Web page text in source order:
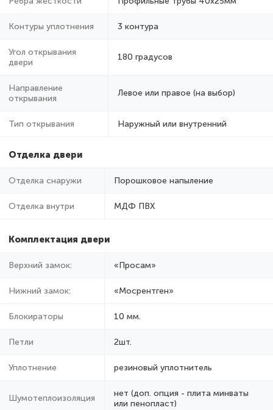
Контуры уплотнения 3 контура
Угол открывания
двери
180 градусов
Направление
открывания
Левое или правое (на выбор)
Тип открывания Наружный или внутренний
Отделка двери
Отделка снаружи Порошковое напыление
Отделка внутри МДФ ПВХ
Комплектация двери
Верхний замок: «Просам»
Нижний замок: «Мосрентген»
Блокираторы 10 мм.
Петли 2шт.
Уплотнение резиновый уплотнитель
Шумотеплоизоляция
нет (доп. опция - плита минваты
или пенопласт)